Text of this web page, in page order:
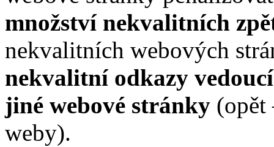
množství nekvalitních
nekvalitních webových
nekvalitní odkazy
jiné webové stránky (opět
weby).